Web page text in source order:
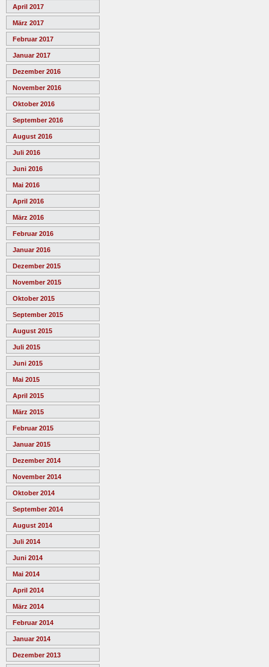
April 2017
März 2017
Februar 2017
Januar 2017
Dezember 2016
November 2016
Oktober 2016
September 2016
August 2016
Juli 2016
Juni 2016
Mai 2016
April 2016
März 2016
Februar 2016
Januar 2016
Dezember 2015
November 2015
Oktober 2015
September 2015
August 2015
Juli 2015
Juni 2015
Mai 2015
April 2015
März 2015
Februar 2015
Januar 2015
Dezember 2014
November 2014
Oktober 2014
September 2014
August 2014
Juli 2014
Juni 2014
Mai 2014
April 2014
März 2014
Februar 2014
Januar 2014
Dezember 2013